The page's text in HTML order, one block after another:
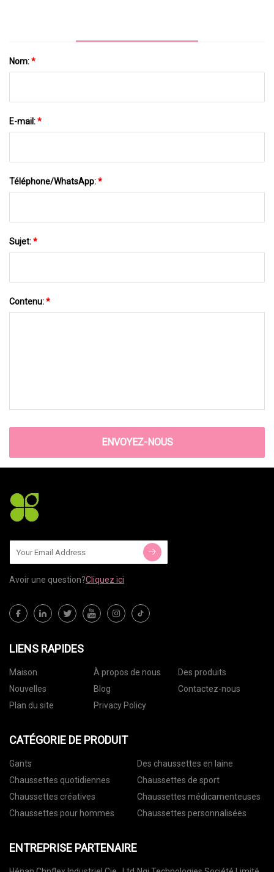
Nom:*
E-mail:*
Téléphone/WhatsApp:*
Sujet:*
Contenu:*
ENVOYEZ-NOUS
Avoir une question?Cliquez ici
LIENS RAPIDES
Maison À propos de nous
Des produits
Nouvelles
Blog
Contactez-nous
Plan du site
Privacy Policy
CATÉGORIE DE PRODUIT
Gants
Des chaussettes en laine
Chaussettes quotidiennes
Chaussettes de sport
Chaussettes créatives
Chaussettes médicamenteuses
Chaussettes pour hommes
Chaussettes personnalisées
ENTREPRISE PARTENAIRE